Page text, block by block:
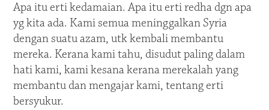
Apa itu erti kedamaian. Apa itu erti redha dgn apa
yg kita ada. Kami semua meninggalkan Syria
dengan suatu azam, utk kembali membantu
mereka. Kerana kami tahu, disudut paling dalam
hati kami, kami kesana kerana merekalah yang
membantu dan mengajar kami, tentang erti
bersyukur.